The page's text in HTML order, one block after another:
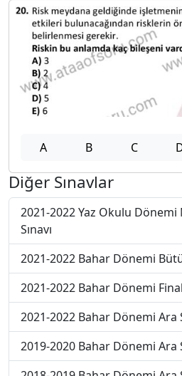
A B C
Diğer Sınavlar
2021-2022 Yaz Okulu
Sınavı
2021-2022 Bahar Dönemi
2021-2022 Bahar Dönemi Final
2021-2022 Bahar Dönemi Ara
2019-2020 Bahar Dönemi Ara